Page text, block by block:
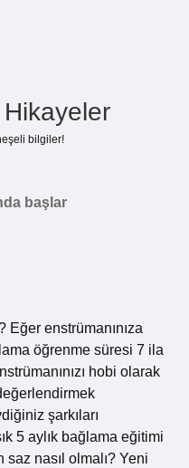
bilgiler!
başlar
enstrümanınıza
öğrenme süresi 7 ila
hobi olarak
şarkıları
5 aylık bağlama eğitimi
nasıl olmalı? Yeni